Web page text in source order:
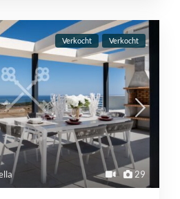
29
Verkocht Verkocht